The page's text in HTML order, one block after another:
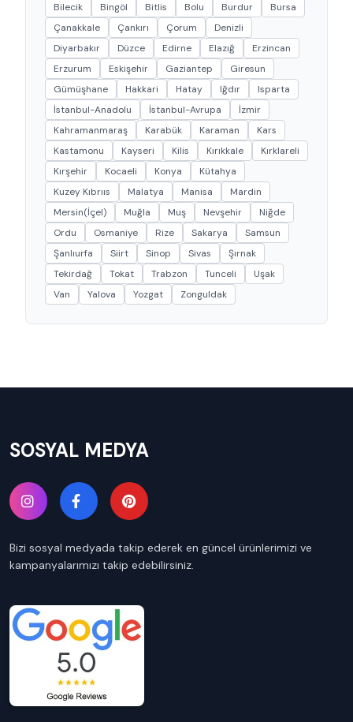
Bilecik
Bingöl Bitlis Bolu Burdur
Bursa
Çanakkale
Çankırı Çorum
Denizli
Diyarbakır
Düzce Edirne Elazığ
Erzincan
Erzurum
Eskişehir Gaziantep
Giresun
Gümüşhane
Hakkari Hatay Iğdır
Isparta
İstanbul-Anadolu
İstanbul-Avrupa
İzmir
Kahramanmaraş
Karabük Karaman
Kars
Kastamonu
Kayseri Kilis Kırıkkale
Kırklareli
Kırşehir
Kocaeli Konya
Kütahya
Kuzey Kıbrııs
Malatya Manisa
Mardin
Mersin(İçel)
Muğla Muş Nevşehir
Niğde
Ordu
Osmaniye Rize Sakarya
Samsun
Şanlıurfa
Siirt Sinop Sivas
Şırnak
Tekirdağ
Tokat Trabzon Tunceli
Uşak
Van
Yalova Yozgat Zonguldak
SOSYAL MEDYA
Bizi sosyal medyada takip ederek en güncel ürünlerimizi ve
kampanyalarımızı takip edebilirsiniz.